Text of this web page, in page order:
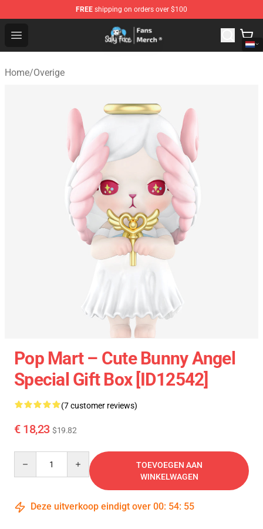
FREE shipping on orders over $100
Open menu
Sally Face Store - Official Sally Face Merchandise Shop
Home/Overige
Pop Mart – Cute Bunny Angel
Special Gift Box [ID12542]
(7 customer reviews)
€ 18,23 $19.82
TOEVOEGEN AAN
WINKELWAGEN
Deze uitverkoop eindigt over 00: 54: 55